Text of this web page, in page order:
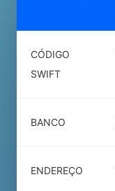
CÓDIGO
SWIFT
BANCO
ENDEREÇO